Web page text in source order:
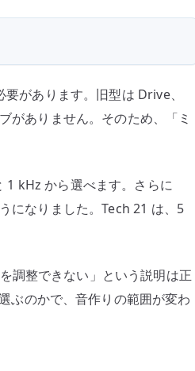
要があります。旧型は Drive、
ありません。そのため、「ミ
1 kHz から選べます。さらに
になりました。Tech 21 は、5
調整できない」という説明は正
ぶのかで、音作りの範囲が変わ